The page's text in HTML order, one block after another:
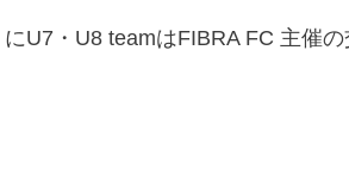
U7・U8 teamはFIBRA FC 主催の